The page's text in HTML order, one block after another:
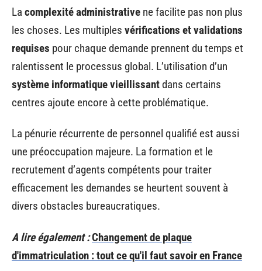
La complexité administrative ne facilite pas non plus
les choses. Les multiples vérifications et validations
requises pour chaque demande prennent du temps et
ralentissent le processus global. L’utilisation d’un
système informatique vieillissantdans certains
centres ajoute encore à cette problématique.
La pénurie récurrente de personnel qualifié est aussi
une préoccupation majeure. La formation et le
recrutement d’agents compétents pour traiter
efficacement les demandes se heurtent souvent à
divers obstacles bureaucratiques.
A lire également :Changement de plaque
d'immatriculation : tout ce qu'il faut savoir en France